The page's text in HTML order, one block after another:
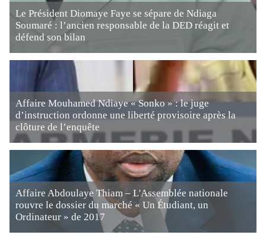
Le Président Diomaye Faye se sépare de Ndiaga
Soumaré : l’ancien responsable de la DED réagit et
défend son bilan
Affaire Mouhamed Ndiaye « Sonko » : le juge
d’instruction ordonne une liberté provisoire après la
clôture de l’enquête
Affaire Abdoulaye Thiam – L'Assemblée nationale
rouvre le dossier du marché « Un Étudiant, un
Ordinateur » de 2017